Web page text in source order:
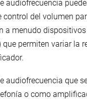
audiofrecuencia
del volumen
a menudo
que permiten variar la
audiofrecuencia que
o como